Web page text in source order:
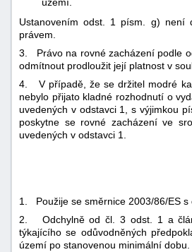
území.
Ustanovením odst. 1 písm. g) není
právem.
3. Právo na rovné zacházení podle
odmítnout prodloužit její platnost v
4. V případě, že se držitel modré
nebylo přijato kladné rozhodnutí o
uvedených v odstavci 1, s výjimkou
poskytne se rovné zacházení ve
uvedených v odstavci 1.
1. Použije se směrnice 2003/86/ES s
2. Odchylně od čl. 3 odst. 1 a
týkajícího se odůvodněných
území po stanovenou minimální dobu.